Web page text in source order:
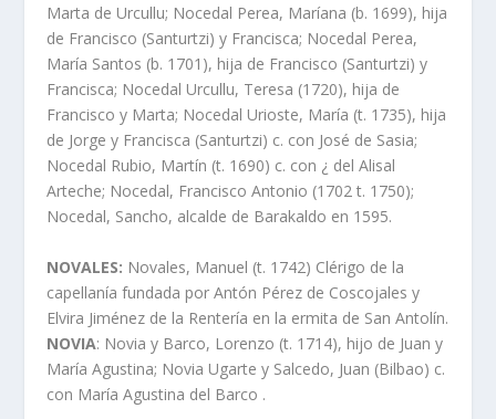
Marta de Urcullu; Nocedal Perea, Marí­ana (b. 1699), hija
de Francisco (Santurtzi) y Francisca; Nocedal Perea,
Marí­a Santos (b. 1701), hija de Francisco (Santurtzi) y
Francisca; Nocedal Urcullu, Teresa (1720), hija de
Francisco y Marta; Nocedal Urioste, Marí­a (t. 1735), hija
de Jorge y Francisca (Santurtzi) c. con José de Sasia;
Nocedal Rubio, Martí­n (t. 1690) c. con ¿ del Alisal
Arteche; Nocedal, Francisco Antonio (1702 t. 1750);
Nocedal, Sancho, alcalde de Barakaldo en 1595.
NOVALES: Novales, Manuel (t. 1742) Clérigo de la
capellaní­a fundada por Antón Pérez de Coscojales y
Elvira Jiménez de la Renterí­a en la ermita de San Antolí­n.
NOVIA: Novia y Barco, Lorenzo (t. 1714), hijo de Juan y
Marí­a Agustina; Novia Ugarte y Salcedo, Juan (Bilbao) c.
con Marí­a Agustina del Barco .